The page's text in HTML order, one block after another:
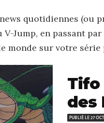
quotidiennes (ou
Jump, en passant
monde sur votre série
Tifo
des
PUBLIÉ LE27